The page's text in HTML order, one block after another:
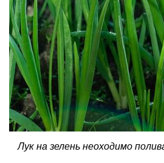
Лук на зелень неоходимо